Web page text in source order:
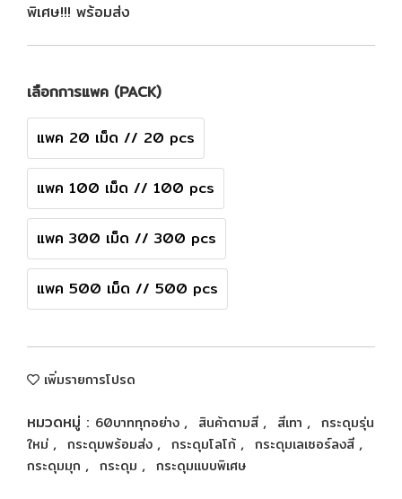
พิเศษ!!! พร้อมส่ง
เลือกการแพค (PACK)
แพค 20 เม็ด // 20 pcs
แพค 100 เม็ด // 100 pcs
แพค 300 เม็ด // 300 pcs
แพค 500 เม็ด // 500 pcs
เพิ่มรายการโปรด
หมวดหมู่ : 60บาททุกอย่าง , สินค้าตามสี , สีเทา , กระดุมรุ่น
ใหม่ , กระดุมพร้อมส่ง , กระดุมโลโก้ , กระดุมเลเซอร์ลงสี ,
กระดุมมุก , กระดุม , กระดุมแบบพิเศษ